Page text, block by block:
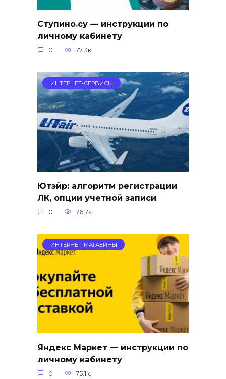
Ступино.су — инструкции по
личному кабинету
0 77.3к.
ИНТЕРНЕТ-СЕРВИСЫ
Ютэйр: алгоритм регистрации
ЛК, опции учетной записи
0 76.7к.
ИНТЕРНЕТ-МАГАЗИНЫ
Яндекс Маркет — инструкции по
личному кабинету
0 75.1к.